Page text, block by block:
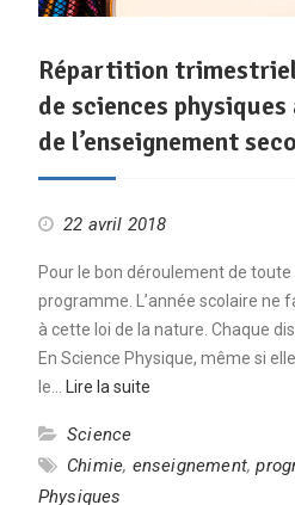
Répartition
de sciences
de l’enseignement
22 avril 2018
Pour le bon déroulement de
programme. L’année scolaire ne
à cette loi de la nature. Chaque
En Science Physique, même si
le… Lire la suite
Science
Chimie, enseignement,
Physiques